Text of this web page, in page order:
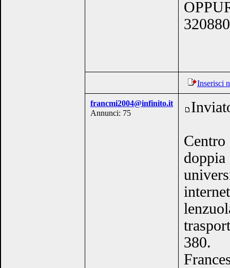
Inserisci
francmi2004@infinito.it
Annunci: 75
380.